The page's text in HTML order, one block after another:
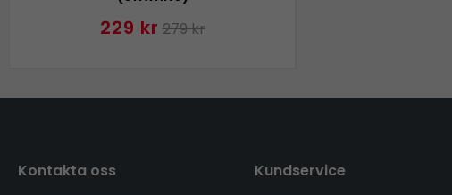
229 kr 279 kr
Kontakta oss Kundservice